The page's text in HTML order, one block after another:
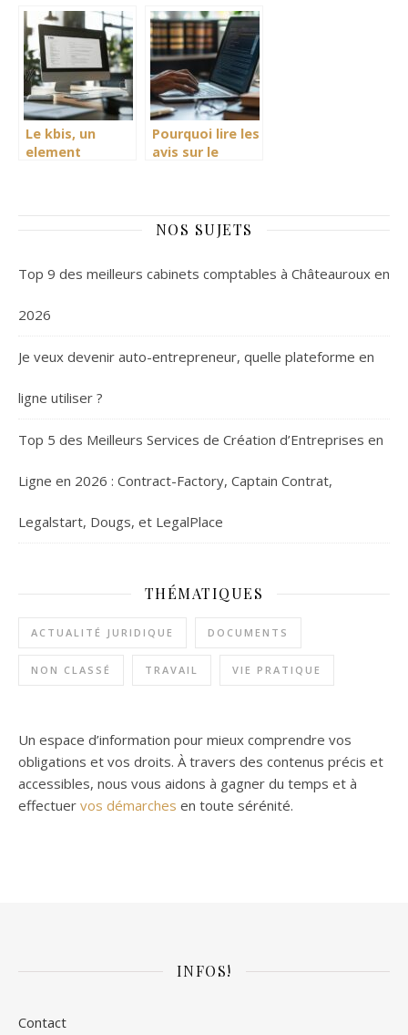
choisir ?
scpi : tout ce
qu’il faut savoir
Le kbis, un
element
Pourquoi lire les
avis sur le
en ligne ?
NOS SUJETS
Top 9 des meilleurs cabinets comptables à Châteauroux en
2026
Je veux devenir auto-entrepreneur, quelle plateforme en
ligne utiliser ?
Top 5 des Meilleurs Services de Création d’Entreprises en
Ligne en 2026 : Contract-Factory, Captain Contrat,
Legalstart, Dougs, et LegalPlace
THÉMATIQUES
ACTUALITÉ JURIDIQUE DOCUMENTS
NON CLASSÉ TRAVAIL VIE PRATIQUE
Un espace d’information pour mieux comprendre vos
obligations et vos droits. À travers des contenus précis et
accessibles, nous vous aidons à gagner du temps et à
effectuer vos démarches en toute sérénité.
INFOS!
Contact